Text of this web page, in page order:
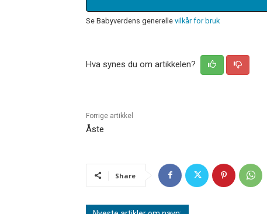
Se Babyverdens generelle vilkår for bruk
Hva synes du om artikkelen?
Forrige artikkel
Åste
Share